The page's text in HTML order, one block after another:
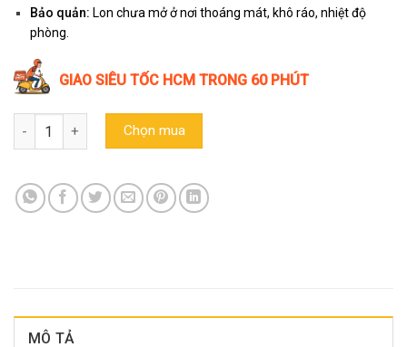
Bảo quản: Lon chưa mở ở nơi thoáng mát, khô ráo, nhiệt độ
phòng.
GIAO SIÊU TỐC HCM TRONG 60 PHÚT
Đậu hũ xào sả ớt chay Tâm Minh Foods ( Hũ 100g ) số lượng
Chọn mua
MÔ TẢ